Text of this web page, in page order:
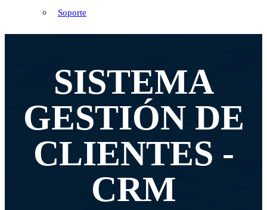
Soporte
SISTEMA
GESTIÓN DE
CLIENTES -
CRM